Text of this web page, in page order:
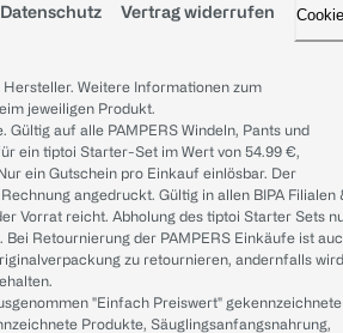
Datenschutz Vertrag widerrufen
Weitere Informationen zum
jeweiligen Produkt.
Gültig auf alle PAMPERS Windeln, Pants und
ein tiptoi Starter-Set im Wert von 54.99 €,
ein Gutschein pro Einkauf einlösbar. Der
angedruckt. Gültig in allen BIPA Filialen
Vorrat reicht. Abholung des tiptoi Starter Sets
Bei Retournierung der PAMPERS Einkäufe ist
zu retournieren, andernfalls wird
"Einfach Preiswert" gekennzeichnete
Produkte, Säuglingsanfangsnahrung,